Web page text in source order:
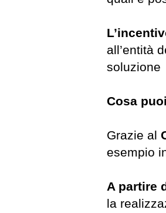
all’entità
soluzione
Cosa
Grazie al
esempio
A partire
la